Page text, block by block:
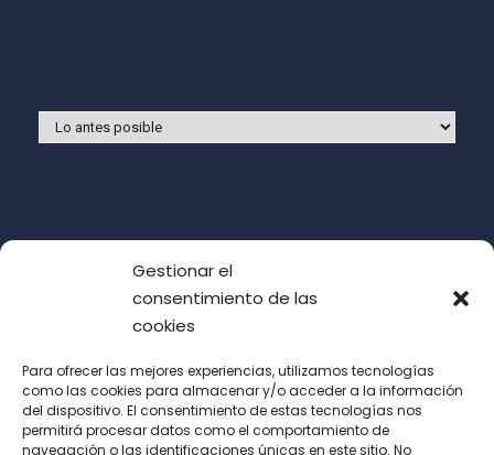
Gestionar el
consentimiento de las
cookies
Para ofrecer las mejores experiencias, utilizamos tecnologías
como las cookies para almacenar y/o acceder a la información
del dispositivo. El consentimiento de estas tecnologías nos
permitirá procesar datos como el comportamiento de
navegación o las identificaciones únicas en este sitio. No
Acepto las condiciones de uso (LOPD)